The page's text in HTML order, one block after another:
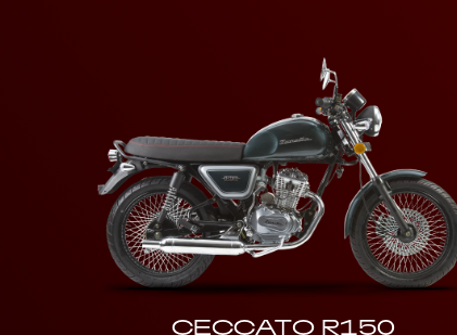
CECCATO R150